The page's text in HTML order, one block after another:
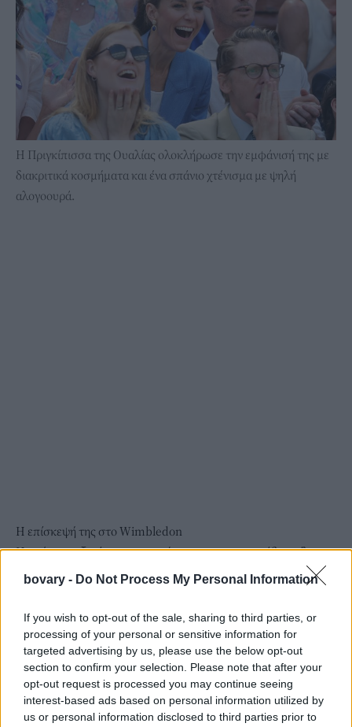
bovary - Do Not Process My Personal Information
If you wish to opt-out of the sale, sharing to third parties, or
processing of your personal or sensitive information for
targeted advertising by us, please use the below opt-out
section to confirm your selection. Please note that after your
opt-out request is processed you may continue seeing
interest-based ads based on personal information utilized by
us or personal information disclosed to third parties prior to
Η Πριγκίπισσα της Ουαλίας ολοκλήρωσε την εμφάνισή της με
διακριτικά κοσμήματα και ένα σπάνιο χτένισμα με ψηλή
αλογοουρά.
Η επίσκεψή της στο Wimbledon
Η ημέρα της ξεκίνησε συναντώντας τους εκατοντάδες φίλους
του τένις που περίμεναν υπομονετικά έξω από το All England
Η Πριγκίπισσα της Ουαλίας φωτογραφήθηκε με θαυμαστές,
έβγαλε selfies μαζί τους και μάλιστα βοήθησε συμβολικά στη
διαδικασία εισόδου, σκανάροντας εισιτήρια των θεατών.